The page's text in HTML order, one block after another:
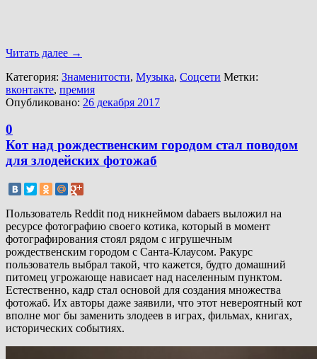
Читать далее →
Категория: Знаменитости, Музыка, Соцсети Метки:
вконтакте, премия
Опубликовано: 26 декабря 2017
0
Кот над рождественским городом стал поводом
для злодейских фотожаб
Пользователь Reddit под никнеймом dabaers выложил на
ресурсе фотографию своего котика, который в момент
фотографирования стоял рядом с игрушечным
рождественским городом с Санта-Клаусом. Ракурс
пользователь выбрал такой, что кажется, будто домашний
питомец угрожающе нависает над населенным пунктом.
Естественно, кадр стал основой для создания множества
фотожаб. Их авторы даже заявили, что этот невероятный кот
вполне мог бы заменить злодеев в играх, фильмах, книгах,
исторических событиях.